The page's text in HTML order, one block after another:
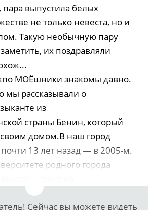
выпустила белых
не только невеста, но и
Такую необычную пару
их поздравляли
МОЁшники знакомы давно.
мы рассказывали о
из
страны Бенин, который
своим домом.В наш город
13 лет назад — в 2005-м.
родного города
Сейчас вы можете видеть